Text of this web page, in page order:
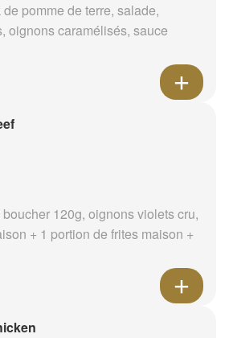
pomme de terre, salade,
oignons caramélisés, sauce
120g, oignons violets cru,
+ 1 portion de frites maison +